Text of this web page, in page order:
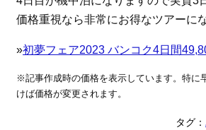
価格重視なら非常にお得なツアーに
»初夢フェア2023 バンコク4日間
※記事作成時の価格を表示しています。特に
けば価格が変更されます。
タグ：